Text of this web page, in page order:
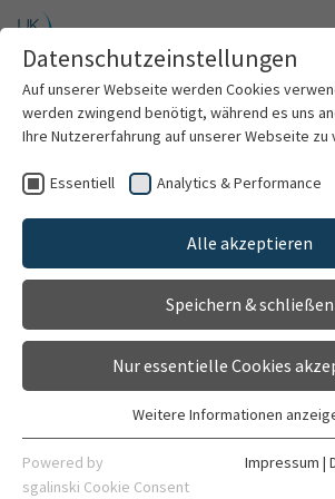
Zum
Willkommen
Über uns
Für Patienten
Forschung
Zahnerhaltung
Jahrestagung der
Datenschutzeinstellungen
Auf unserer Webseite werden Cookies
werden zwingend benötigt, während es uns
Ihre Nutzererfahrung auf unserer Webseite zu
Essentiell Analytics & Performance
Alle akzeptieren
Speichern & schließen
Nur essentielle Cookies
Essentielle Cookies werden für
Webseite benötigt. Dadurch ist
Weitere Informationen
Powered by
sgalinski Cookie Consent
Impressum |